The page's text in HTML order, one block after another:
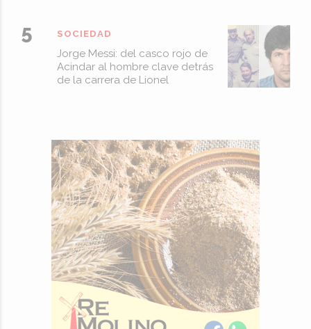
Jorge Messi: del casco rojo de
Acindar al hombre clave detrás
de la carrera de Lionel
SOCIEDAD